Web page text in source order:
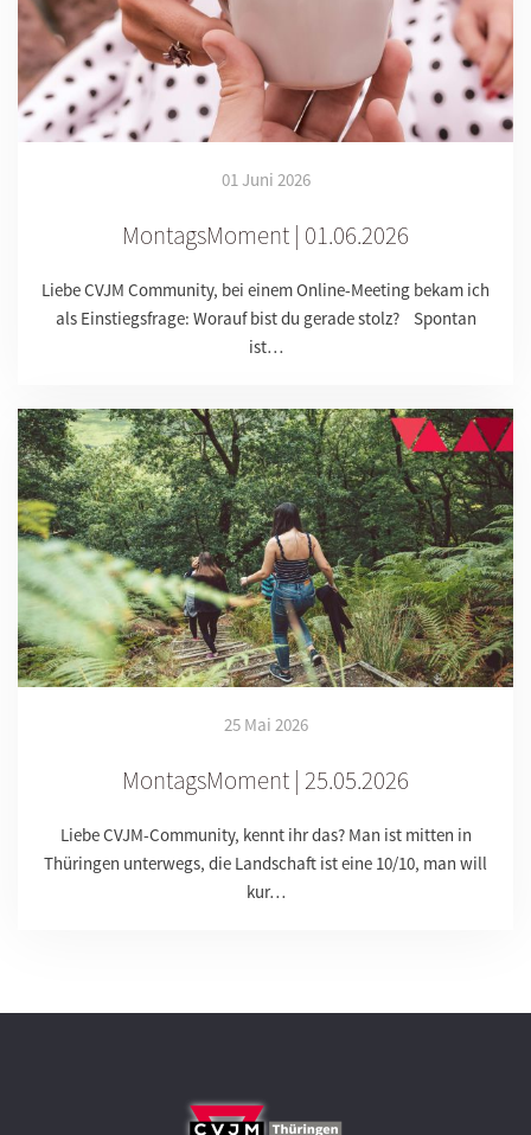
01 Juni 2026
MontagsMoment | 01.06.2026
Liebe CVJM Community, bei einem Online-Meeting bekam ich
als Einstiegsfrage: Worauf bist du gerade stolz? Spontan
ist…
25 Mai 2026
MontagsMoment | 25.05.2026
Liebe CVJM-Community, kennt ihr das? Man ist mitten in
Thüringen unterwegs, die Landschaft ist eine 10/10, man will
kur…